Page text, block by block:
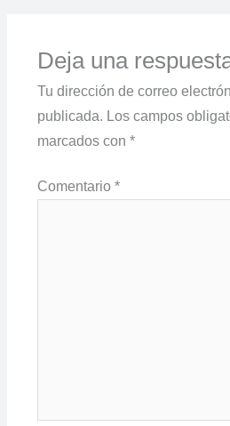
Deja una
Tu dirección de correo
publicada. Los campos
marcados con *
Comentario *